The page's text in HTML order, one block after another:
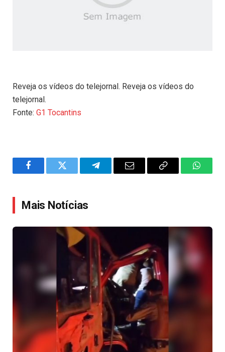
Reveja os vídeos do telejornal. Reveja os vídeos do
telejornal.
Fonte: G1 Tocantins
FacebookTwitter TelegramEmail
Copy
Mais Notícias